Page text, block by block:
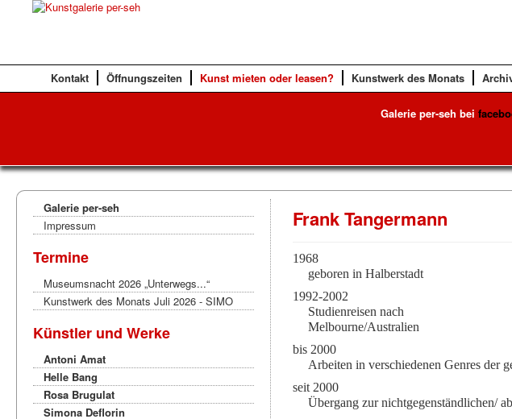
Kontakt Öffnungszeiten Kunst mieten oder leasen? Kunstwerk des Monats
Galerie per-seh bei
Galerie per-seh
Impressum
Termine
Museumsnacht 2026 „Unterwegs...“
Kunstwerk des Monats Juli 2026 - SIMO
Künstler und Werke
Antoni Amat
Helle Bang
Rosa Brugulat
Simona Deflorin
Frank Tangermann
1968
geboren in Halberstadt
1992-2002
Studienreisen nach
Melbourne/Aus­tra­lien
bis 2000
Arbeiten in verschiedenen Genres der
seit 2000
Übergang zur nicht­gegen­ständ­li­chen/